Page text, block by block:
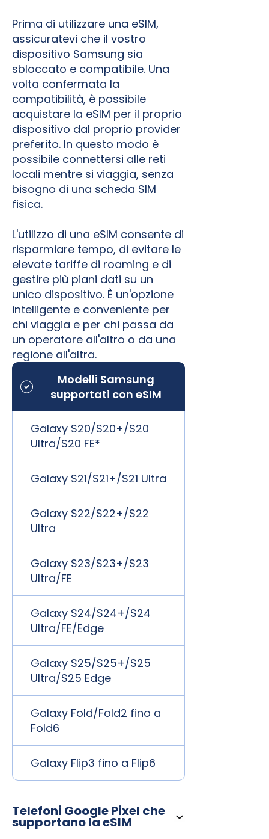
Prima di utilizzare una eSIM,
assicuratevi che il vostro
dispositivo Samsung sia
sbloccato e compatibile. Una
volta confermata la
compatibilità, è possibile
acquistare la eSIM per il proprio
dispositivo dal proprio provider
preferito. In questo modo è
possibile connettersi alle reti
locali mentre si viaggia, senza
bisogno di una scheda SIM
fisica.
L'utilizzo di una eSIM consente di
risparmiare tempo, di evitare le
elevate tariffe di roaming e di
gestire più piani dati su un
unico dispositivo. È un'opzione
intelligente e conveniente per
chi viaggia e per chi passa da
un operatore all'altro o da una
regione all'altra.
Modelli Samsung
supportati con eSIM
Galaxy S20/S20+/S20
Ultra/S20 FE*
Galaxy S21/S21+/S21 Ultra
Galaxy S22/S22+/S22
Ultra
Galaxy S23/S23+/S23
Ultra/FE
Galaxy S24/S24+/S24
Ultra/FE/Edge
Galaxy S25/S25+/S25
Ultra/S25 Edge
Galaxy Fold/Fold2 fino a
Fold6
Galaxy Flip3 fino a Flip6
Telefoni Google Pixel che
supportano la eSIM